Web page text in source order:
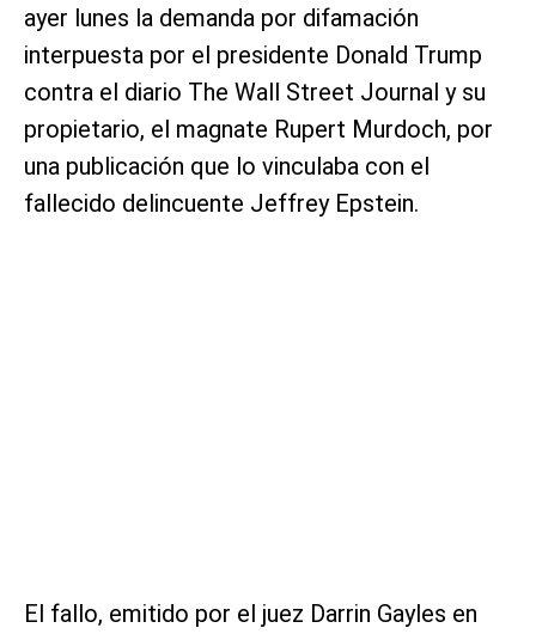
ayer lunes la demanda por difamación
interpuesta por el presidente Donald Trump
contra el diario The Wall Street Journal y su
propietario, el magnate Rupert Murdoch, por
una publicación que lo vinculaba con el
fallecido delincuente Jeffrey Epstein.
El fallo, emitido por el juez Darrin Gayles en